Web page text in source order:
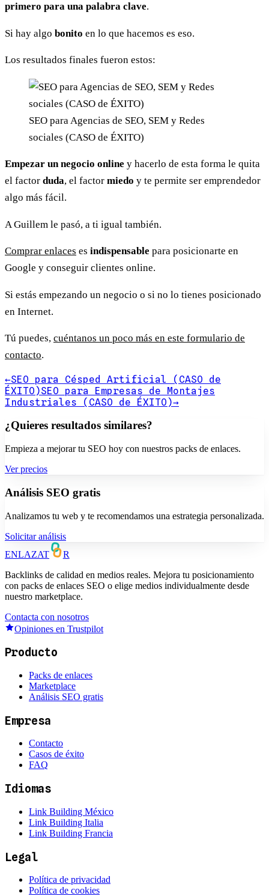
primero para una palabra clave.
Si hay algo bonito en lo que hacemos es eso.
Los resultados finales fueron estos:
SEO para Agencias de SEO, SEM y Redes
sociales (CASO de ÉXITO)
Empezar un negocio online y hacerlo de esta forma le quita
el factor duda, el factor miedo y te permite ser emprendedor
algo más fácil.
A Guillem le pasó, a ti igual también.
Comprar enlaces es indispensable para posicionarte en
Google y conseguir clientes online.
Si estás empezando un negocio o si no lo tienes posicionado
en Internet.
Tú puedes, cuéntanos un poco más en este formulario de
contacto.
←SEO para Césped Artificial (CASO de
ÉXITO)SEO para Empresas de Montajes
Industriales (CASO de ÉXITO)→
¿Quieres resultados similares?
Empieza a mejorar tu SEO hoy con nuestros packs de enlaces.
Ver precios
Análisis SEO gratis
Analizamos tu web y te recomendamos una estrategia personalizada.
Solicitar análisis
ENLAZAT
R
Backlinks de calidad en medios reales. Mejora tu posicionamiento
con packs de enlaces SEO o elige medios individualmente desde
nuestro marketplace.
Contacta con nosotros
Opiniones en Trustpilot
Producto
Packs de enlaces
Marketplace
Análisis SEO gratis
Empresa
Contacto
Casos de éxito
FAQ
Idiomas
Link Building México
Link Building Italia
Link Building Francia
Legal
Política de privacidad
Política de cookies